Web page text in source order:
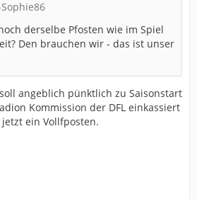
derselbe Pfosten wie im Spiel
Den brauchen wir - das ist unser
angeblich pünktlich zu Saisonstart
Kommission der DFL einkassiert
ein Vollfposten.